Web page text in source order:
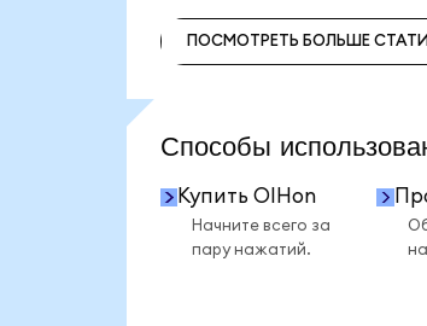
ПОСМОТРЕТЬ БОЛЬШЕ
Способы
Купить OIHon
Начните всего за
пару нажатий.